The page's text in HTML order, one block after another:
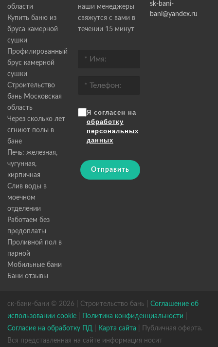
области
Купить баню из
бруса камерной
сушки
Профилированный
брус камерной
сушки
Строительство
бань Московская
область
Через сколько лет
сгниют полы в
бане
Печь: железная,
чугунная,
кирпичная
Слив воды в
моечном
отделении
Работаем без
предоплаты
Проливной пол в
парной
Мобильные бани
Бани отзывы
наши менеджеры
свяжутся с вами в
течении 15 минут
Я согласен на
обработку
персональных
данных
Отправить
sk-bani-
bani@yandex.ru
ск-бани-бани © 2026 | Строительство бань | Соглашение об
использовании cookie
Политика конфиденциальности
Согласие на обработку ПД
Карта сайта | Публичная оферта.
Вся представленная на сайте информация носит